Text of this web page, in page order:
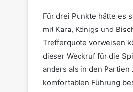
Für drei Punkte hätte es
mit Kara, Königs und
Trefferquote vorweisen
dieser Weckruf für die
anders als in den Partien
komfortablen Führung